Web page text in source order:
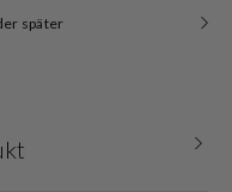
später